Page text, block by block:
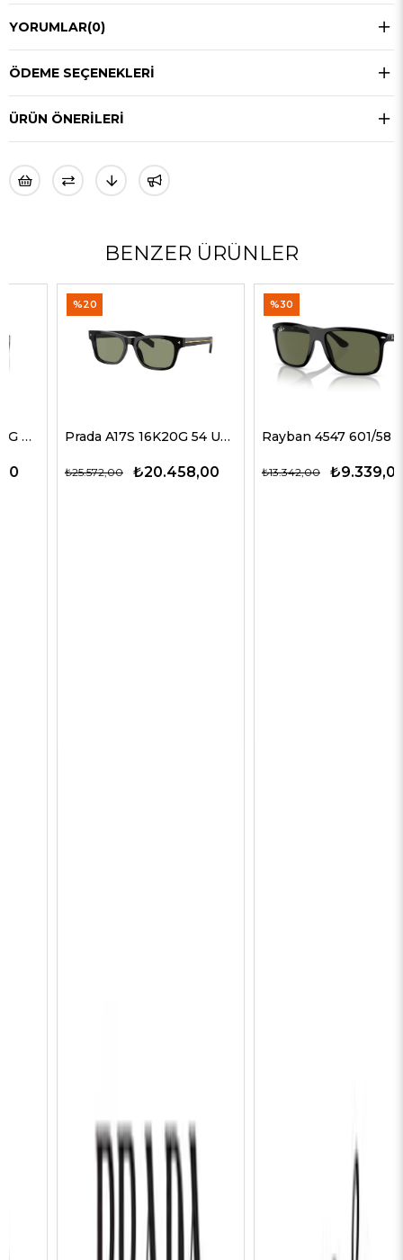
YORUMLAR(0)
ÖDEME SEÇENEKLERI
ÜRÜN ÖNERILERI
BENZER ÜRÜNLER
Prada A17S 16K20G 54 Unisex Güneş Gözlükleri
₺20.458,00
₺25.572,00
Rayban 4547 601/58 60 Erkek Güneş Gözlükleri
₺9.339,00
₺13.342,00